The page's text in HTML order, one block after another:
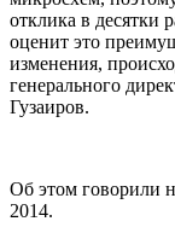
отклика в десятки
оценит это
изменения,
генерального
Гузаиров.
Об этом
2014.